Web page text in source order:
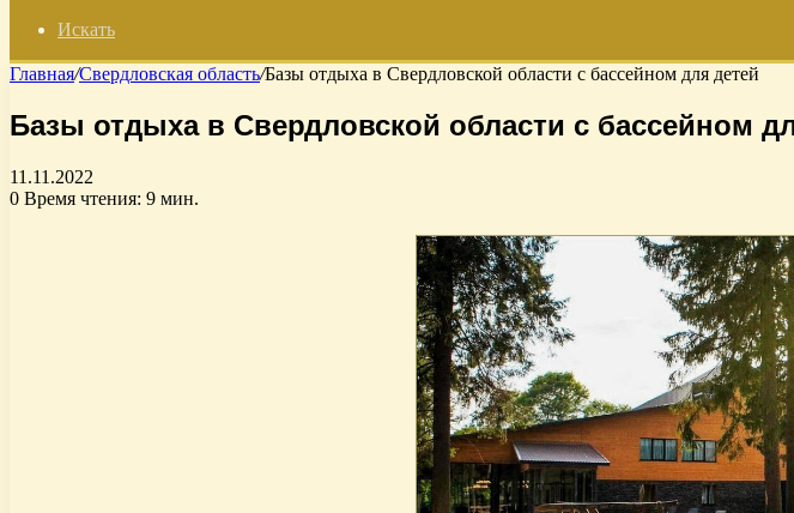
Искать
Главная/Свердловская область/Базы отдыха в Свердловской области с бассейном для детей
Базы отдыха в Свердловской области с бассейном
11.11.2022
0 Время чтения: 9 мин.